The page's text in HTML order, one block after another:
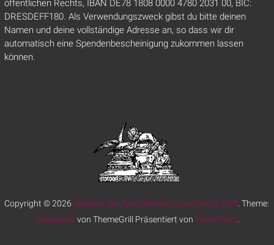
öffentlichen Rechts, IBAN DE78 1808 0000 4780 2031 00, BIC:
DRESDEFF180. Als Verwendungszweck gibst du bitte deinen
Namen und deine vollständige Adresse an, so dass wir dir
automatisch eine Spendenbescheinigung zukommen lassen
können.
Copyright © 2026Website des Apostelamtes Jesu Christi KöR . Theme:
Himalayasvon ThemeGrill Präsentiert von WordPress.